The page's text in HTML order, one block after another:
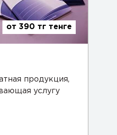
от 390 тг тенге
продукция,
услугу